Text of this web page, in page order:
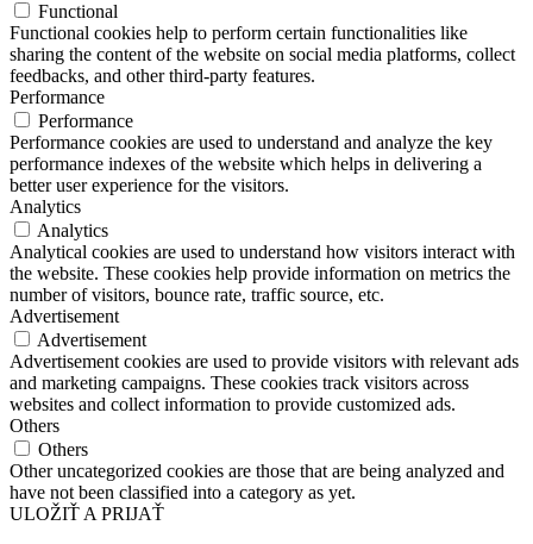
Functional
Functional cookies help to perform certain functionalities like
sharing the content of the website on social media platforms, collect
feedbacks, and other third-party features.
Performance
Performance
Performance cookies are used to understand and analyze the key
performance indexes of the website which helps in delivering a
better user experience for the visitors.
Analytics
Analytics
Analytical cookies are used to understand how visitors interact with
the website. These cookies help provide information on metrics the
number of visitors, bounce rate, traffic source, etc.
Advertisement
Advertisement
Advertisement cookies are used to provide visitors with relevant ads
and marketing campaigns. These cookies track visitors across
websites and collect information to provide customized ads.
Others
Others
Other uncategorized cookies are those that are being analyzed and
have not been classified into a category as yet.
ULOŽIŤ A PRIJAŤ